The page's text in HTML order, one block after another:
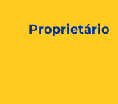
Proprietário